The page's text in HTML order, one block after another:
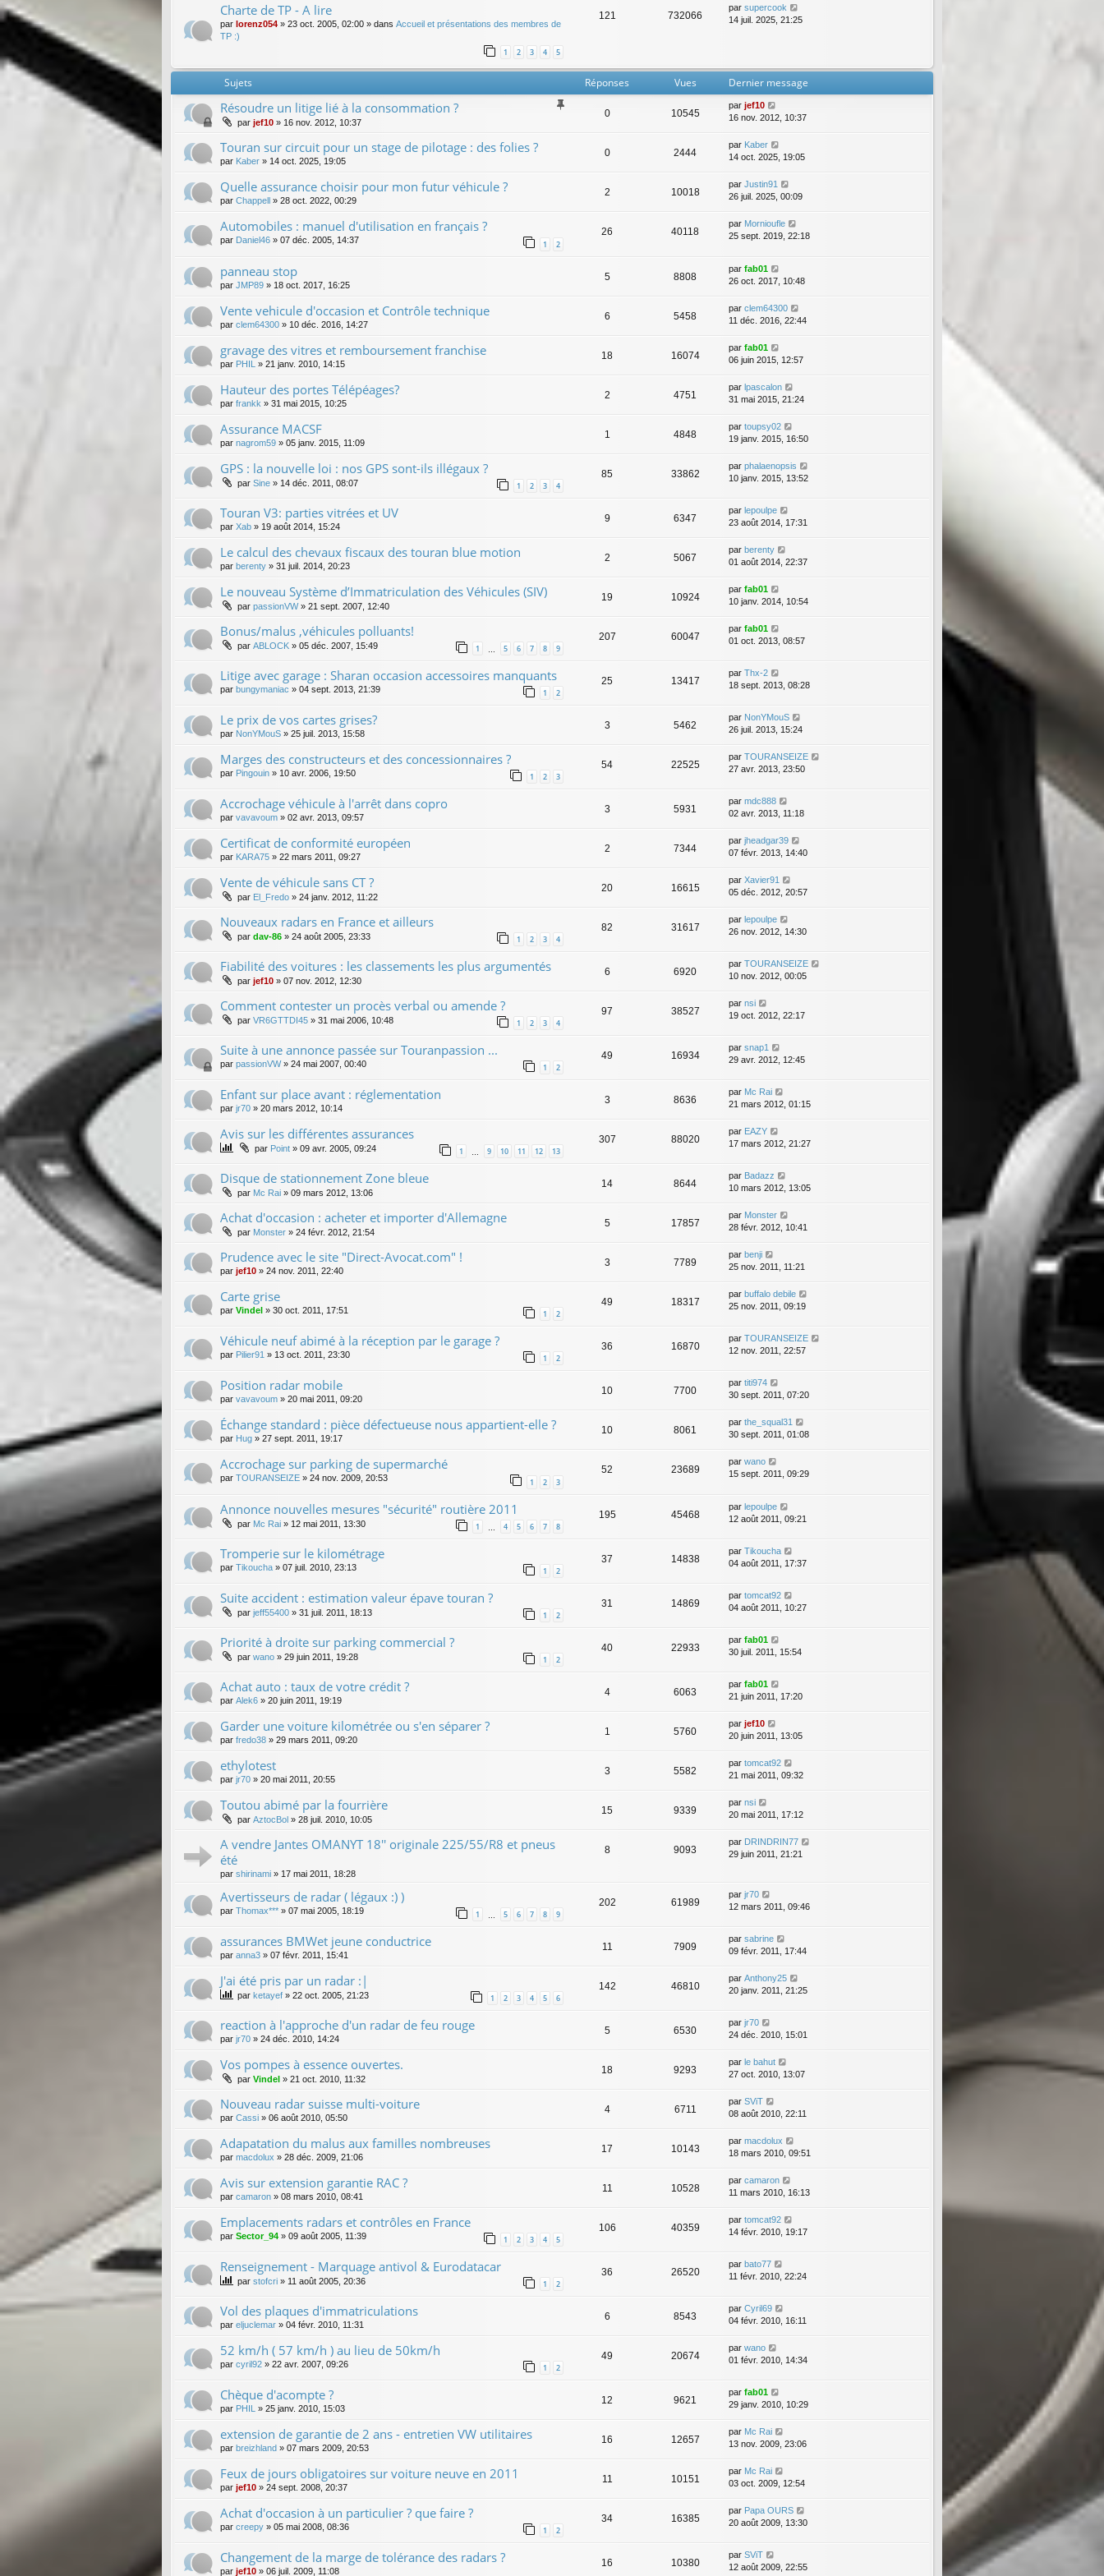
Charte de TP - A lire
par lorenz054 » 23 oct. 2005, 02:00 » dans Accueil et présentations des membres de
TP :)
1 2 3 4 5
121 732066
par supercook
14 juil. 2025, 21:25
Sujets Réponses Vues Dernier message
Résoudre un litige lié à la consommation ?
par jef10 » 16 nov. 2012, 10:37
0 10545
par jef10
16 nov. 2012, 10:37
Touran sur circuit pour un stage de pilotage : des folies ?
par Kaber » 14 oct. 2025, 19:05
0 2444
par Kaber
14 oct. 2025, 19:05
Quelle assurance choisir pour mon futur véhicule ?
par Chappell » 28 oct. 2022, 00:29
2 10018
par Justin91
26 juil. 2025, 00:09
Automobiles : manuel d'utilisation en français ?
par Daniel46 » 07 déc. 2005, 14:37 1 2
26 40118
par Mornioufle
25 sept. 2019, 22:18
panneau stop
par JMP89 » 18 oct. 2017, 16:25
5 8808
par fab01
26 oct. 2017, 10:48
Vente vehicule d'occasion et Contrôle technique
par clem64300 » 10 déc. 2016, 14:27
6 5458
par clem64300
11 déc. 2016, 22:44
gravage des vitres et remboursement franchise
par PHIL » 21 janv. 2010, 14:15
18 16074
par fab01
06 juin 2015, 12:57
Hauteur des portes Télépéages?
par frankk » 31 mai 2015, 10:25
2 4751
par lpascalon
31 mai 2015, 21:24
Assurance MACSF
par nagrom59 » 05 janv. 2015, 11:09
1 4848
par toupsy02
19 janv. 2015, 16:50
GPS : la nouvelle loi : nos GPS sont-ils illégaux ?
par Sine » 14 déc. 2011, 08:07 1 2 3 4
85 33862
par phalaenopsis
10 janv. 2015, 13:52
Touran V3: parties vitrées et UV
par Xab » 19 août 2014, 15:24
9 6347
par lepoulpe
23 août 2014, 17:31
Le calcul des chevaux fiscaux des touran blue motion
par berenty » 31 juil. 2014, 20:23
2 5067
par berenty
01 août 2014, 22:37
Le nouveau Système d’Immatriculation des Véhicules (SIV)
par passionVW» 21 sept. 2007, 12:40
19 10924
par fab01
10 janv. 2014, 10:54
Bonus/malus ,véhicules polluants!
par ABLOCK » 05 déc. 2007, 15:49 1 5 6 7 8 9
207 60047
par fab01
01 oct. 2013, 08:57
Litige avec garage : Sharan occasion accessoires manquants
par bungymaniac » 04 sept. 2013, 21:39 1 2
25 13417
par Thx-2
18 sept. 2013, 08:28
Le prix de vos cartes grises?
par NonYMouS » 25 juil. 2013, 15:58
3 5462
par NonYMouS
26 juil. 2013, 15:24
Marges des constructeurs et des concessionnaires ?
par Pingouin » 10 avr. 2006, 19:50 1 2 3
54 22525
par TOURANSEIZE
27 avr. 2013, 23:50
Accrochage véhicule à l'arrêt dans copro
par vavavoum » 02 avr. 2013, 09:57
3 5931
par mdc888
02 avr. 2013, 11:18
Certificat de conformité européen
par KARA75 » 22 mars 2011, 09:27
2 7344
par jheadgar39
07 févr. 2013, 14:40
Vente de véhicule sans CT ?
par El_Fredo » 24 janv. 2012, 11:22
20 16615
par Xavier91
05 déc. 2012, 20:57
Nouveaux radars en France et ailleurs
par dav-86 » 24 août 2005, 23:33 1 2 3 4
82 31617
par lepoulpe
26 nov. 2012, 14:30
Fiabilité des voitures : les classements les plus argumentés
par jef10 » 07 nov. 2012, 12:30
6 6920
par TOURANSEIZE
10 nov. 2012, 00:05
Comment contester un procès verbal ou amende ?
par VR6GTTDI45 » 31 mai 2006, 10:48 1 2 3 4
97 38527
par nsi
19 oct. 2012, 22:17
Suite à une annonce passée sur Touranpassion ...
par passionVW» 24 mai 2007, 00:40 1 2
49 16934
par snap1
29 avr. 2012, 12:45
Enfant sur place avant : réglementation
par jr70 » 20 mars 2012, 10:14
3 8636
par Mc Rai
21 mars 2012, 01:15
Avis sur les différentes assurances
par Point » 09 avr. 2005, 09:24 1 … 9 10 11 12 13
307 88020
par EAZY
17 mars 2012, 21:27
Disque de stationnement Zone bleue
par Mc Rai » 09 mars 2012, 13:06
14 8644
par Badazz
10 mars 2012, 13:05
Achat d'occasion : acheter et importer d'Allemagne
par Monster » 24 févr. 2012, 21:54
5 17857
par Monster
28 févr. 2012, 10:41
Prudence avec le site "Direct-Avocat.com" !
par jef10 » 24 nov. 2011, 22:40
3 7789
par benji
25 nov. 2011, 11:21
Carte grise
par Vindel » 30 oct. 2011, 17:51 1 2
49 18317
par buffalo debile
25 nov. 2011, 09:19
Véhicule neuf abimé à la réception par le garage ?
par Pilier91 » 13 oct. 2011, 23:30 1 2
36 16870
par TOURANSEIZE
12 nov. 2011, 22:57
Position radar mobile
par vavavoum » 20 mai 2011, 09:20
10 7700
par titi974
30 sept. 2011, 07:20
Échange standard : pièce défectueuse nous appartient-elle ?
par Hug » 27 sept. 2011, 19:17
10 8061
par the_squal31
30 sept. 2011, 01:08
Accrochage sur parking de supermarché
par TOURANSEIZE » 24 nov. 2009, 20:53 1 2 3
52 23689
par wano
15 sept. 2011, 09:29
Annonce nouvelles mesures "sécurité" routière 2011
par Mc Rai » 12 mai 2011, 13:30 1 4 5 6 7 8
195 45468
par lepoulpe
12 août 2011, 09:21
Tromperie sur le kilométrage
par Tikoucha » 07 juil. 2010, 23:13 1 2
37 14838
par Tikoucha
04 août 2011, 17:37
Suite accident : estimation valeur épave touran ?
par jeff55400 » 31 juil. 2011, 18:13 1 2
31 14869
par tomcat92
04 août 2011, 10:27
Priorité à droite sur parking commercial ?
par wano » 29 juin 2011, 19:28 1 2
40 22933
par fab01
30 juil. 2011, 15:54
Achat auto : taux de votre crédit ?
par Alek6 » 20 juin 2011, 19:19
4 6063
par fab01
21 juin 2011, 17:20
Garder une voiture kilométrée ou s'en séparer ?
par fredo38 » 29 mars 2011, 09:20
1 5760
par jef10
20 juin 2011, 13:05
ethylotest
par jr70 » 20 mai 2011, 20:55
3 5582
par tomcat92
21 mai 2011, 09:32
Toutou abimé par la fourrière
par AztocBol » 28 juil. 2010, 10:05
15 9339
par nsi
20 mai 2011, 17:12
A vendre Jantes OMANYT 18'' originale 225/55/R8 et pneus
été
par shirinami » 17 mai 2011, 18:28
8 9093
par DRINDRIN77
29 juin 2011, 21:21
Avertisseurs de radar ( légaux :) )
par Thomax*** » 07 mai 2005, 18:19 1 … 5 6 7 8 9
202 61989
par jr70
12 mars 2011, 09:46
assurances BMWet jeune conductrice
par anna3 » 07 févr. 2011, 15:41
11 7909
par sabrine
09 févr. 2011, 17:44
J'ai été pris par un radar :|
par ketayef » 22 oct. 2005, 21:23 1 2 3 4 5 6
142 46810
par Anthony25
20 janv. 2011, 21:25
reaction à l'approche d'un radar de feu rouge
par jr70 » 24 déc. 2010, 14:24
5 6530
par jr70
24 déc. 2010, 15:01
Vos pompes à essence ouvertes.
par Vindel » 21 oct. 2010, 11:32
18 9293
par le bahut
27 oct. 2010, 13:07
Nouveau radar suisse multi-voiture
par Cassi » 06 août 2010, 05:50
4 6711
par SViT
08 août 2010, 22:11
Adapatation du malus aux familles nombreuses
par macdolux » 28 déc. 2009, 21:06
17 10143
par macdolux
18 mars 2010, 09:51
Avis sur extension garantie RAC ?
par camaron » 08 mars 2010, 08:41
11 10528
par camaron
11 mars 2010, 16:13
Emplacements radars et contrôles en France
par Sector_94 » 09 août 2005, 11:39 1 2 3 4 5
106 40359
par tomcat92
14 févr. 2010, 19:17
Renseignement - Marquage antivol & Eurodatacar
par stofcri » 11 août 2005, 20:36 1 2
36 26520
par bato77
11 févr. 2010, 22:24
Vol des plaques d'immatriculations
par eljuclemar » 04 févr. 2010, 11:31
6 8543
par Cyril69
04 févr. 2010, 16:11
52 km/h ( 57 km/h ) au lieu de 50km/h
par cyril92 » 22 avr. 2007, 09:26 1 2
49 20674
par wano
01 févr. 2010, 14:34
Chèque d'acompte ?
par PHIL » 25 janv. 2010, 15:03
12 9621
par fab01
29 janv. 2010, 10:29
extension de garantie de 2 ans - entretien VW utilitaires
par breizhland » 07 mars 2009, 20:53
16 12657
par Mc Rai
13 nov. 2009, 23:06
Feux de jours obligatoires sur voiture neuve en 2011
par jef10 » 24 sept. 2008, 20:37
11 10151
par Mc Rai
03 oct. 2009, 12:54
Achat d'occasion à un particulier ? que faire ?
par creepy » 05 mai 2008, 08:36 1 2
34 16385
par Papa OURS
20 août 2009, 13:30
Changement de la marge de tolérance des radars ?
par jef10 » 06 juil. 2009, 11:08
16 10380
par SViT
12 août 2009, 22:55